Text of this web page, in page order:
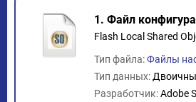
1. Файл
Flash Local Shared
Тип файла:Файлы
Тип данных:
Разработчик:Adobe